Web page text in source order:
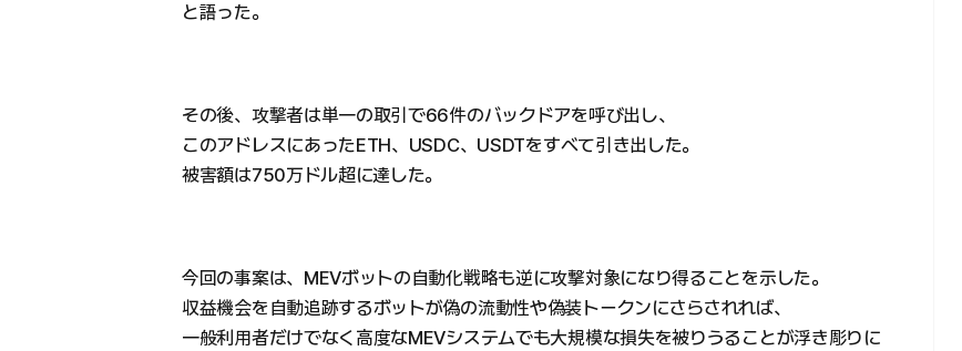
と語った。
その後、攻撃者は単一の取引で66件のバックドアを呼び出し、
このアドレスにあったETH、USDC、USDTをすべて引き出した。
被害額は750万ドル超に達した。
今回の事案は、MEVボットの自動化戦略も逆に攻撃対象になり得ることを示した。
収益機会を自動追跡するボットが偽の流動性や偽装トークンにさらされれば、
一般利用者だけでなく高度なMEVシステムでも大規模な損失を被りうることが浮き彫りに